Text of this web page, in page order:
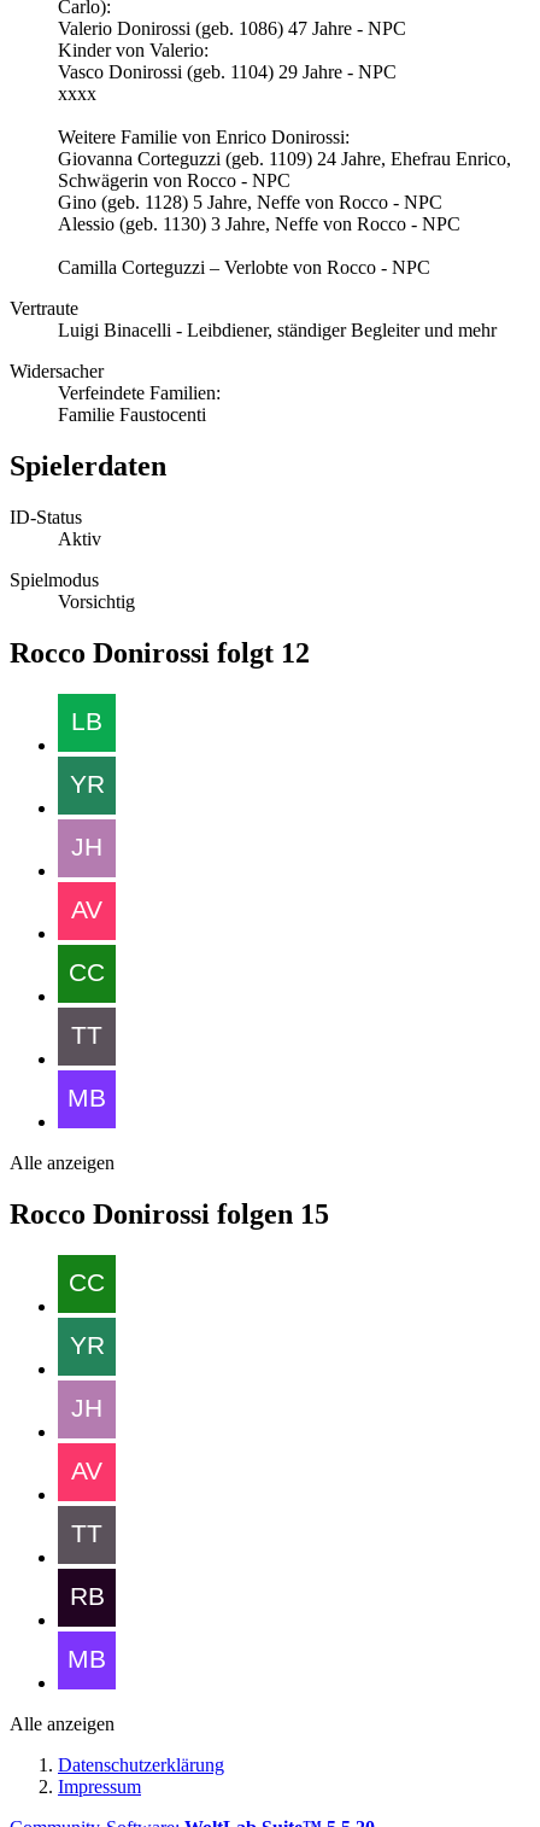
Carlo):
Valerio Donirossi (geb. 1086) 47 Jahre - NPC
Kinder von Valerio:
Vasco Donirossi (geb. 1104) 29 Jahre - NPC
xxxx
Weitere Familie von Enrico Donirossi:
Giovanna Corteguzzi (geb. 1109) 24 Jahre, Ehefrau Enrico,
Schwägerin von Rocco - NPC
Gino (geb. 1128) 5 Jahre, Neffe von Rocco - NPC
Alessio (geb. 1130) 3 Jahre, Neffe von Rocco - NPC
Camilla Corteguzzi – Verlobte von Rocco - NPC
Vertraute
Luigi Binacelli - Leibdiener, ständiger Begleiter und mehr
Widersacher
Verfeindete Familien:
Familie Faustocenti
Spielerdaten
ID-Status
Aktiv
Spielmodus
Vorsichtig
Rocco Donirossi folgt 12
Alle anzeigen
Rocco Donirossi folgen 15
Alle anzeigen
Datenschutzerklärung
Impressum